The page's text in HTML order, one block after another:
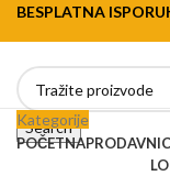
BESPLATNA
Search
Kategorije
POČETNA